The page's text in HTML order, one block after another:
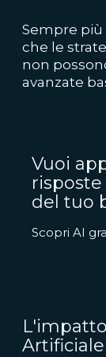
Sempre
che le
non
avanzate
Vuoi
del tuo
Scopri AI